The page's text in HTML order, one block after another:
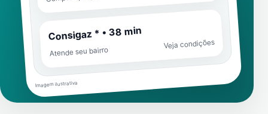
Consigaz * • 38 min
Atende seu bairro
Veja condições
Imagem ilustrativa